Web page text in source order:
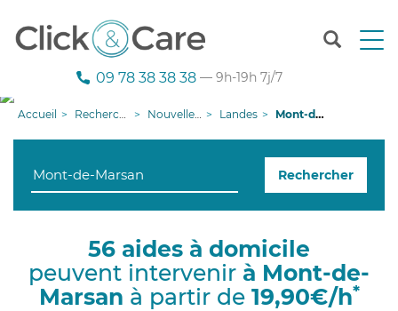
T
n
g
09 78 38 38 38 — 9h-19h 7j/7
Accueil Recherche aide à domicile Nouvelle-Aquitaine Landes Mont-de-Marsan
Rechercher
56 aides à domicile
peuvent intervenir à Mont-de-
Marsan à partir de 19,90€/h*